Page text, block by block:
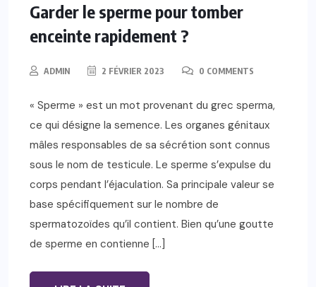
Garder le sperme pour tomber
enceinte rapidement ?
ADMIN 2 FÉVRIER 2023 0 COMMENTS
« Sperme » est un mot provenant du grec sperma,
ce qui désigne la semence. Les organes génitaux
mâles responsables de sa sécrétion sont connus
sous le nom de testicule. Le sperme s’expulse du
corps pendant l’éjaculation. Sa principale valeur se
base spécifiquement sur le nombre de
spermatozoïdes qu’il contient. Bien qu’une goutte
de sperme en contienne […]